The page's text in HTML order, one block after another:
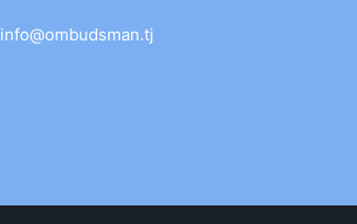
info@ombudsman.tj